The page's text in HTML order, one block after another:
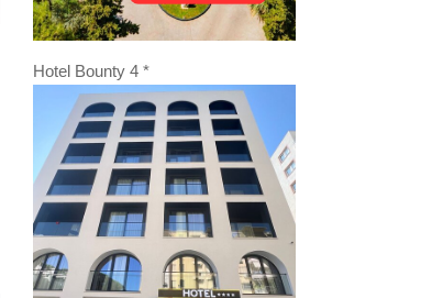
Hotel Bounty 4 *